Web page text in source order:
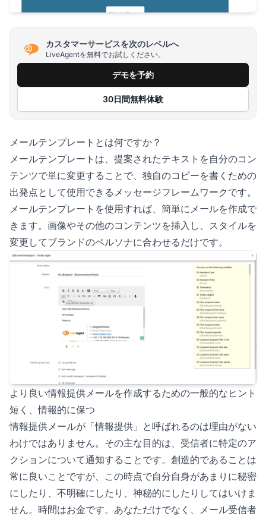
カスタマーサービスを次のレベルへ
LiveAgentを無料でお試しください。
デモを予約
30日間無料体験
メールテンプレートとは何ですか？
メールテンプレートは、提案されたテキストを自分のコン
テンツで単に変更することで、独自のコピーを書くための
出発点として使用できるメッセージフレームワークです。
メールテンプレートを使用すれば、簡単にメールを作成で
きます。画像やその他のコンテンツを挿入し、スタイルを
変更してブランドのペルソナに合わせるだけです。
より良い情報提供メールを作成するための一般的なヒント
短く、情報的に保つ
情報提供メールが「情報提供」と呼ばれるのは理由がない
わけではありません。その主な目的は、受信者に特定のア
クションについて通知することです。創造的であることは
常に良いことですが、この時点で自分自身があまりに秘密
にしたり、不明確にしたり、神秘的にしたりしてはいけま
せん。時間はお金です。あなただけでなく、メール受信者